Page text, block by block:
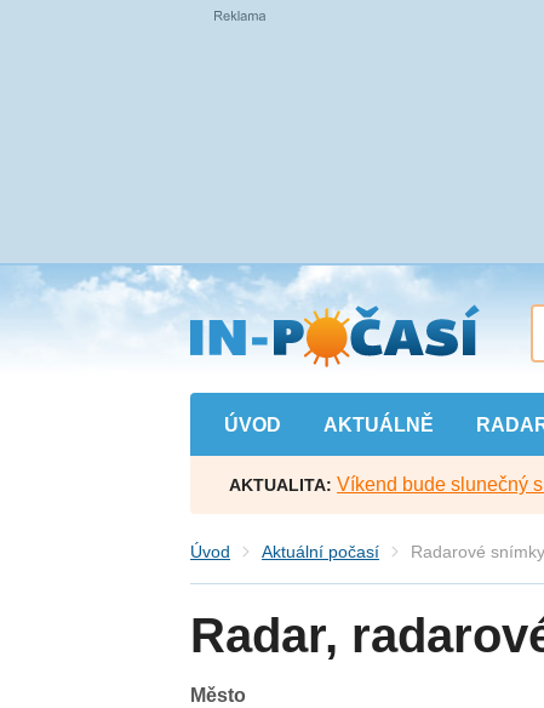
Přejít
na
hlavní
obsah
ÚVOD AKTUÁLNĚ
AKTUALITA: Víkend bude slunečný
Úvod Aktuální počasí Radarové
Radar,
Město